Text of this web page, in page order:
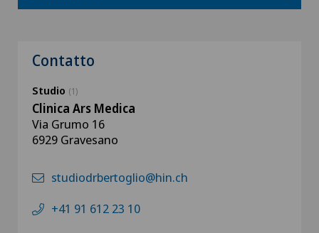
Contatto
Studio (1)
Clinica Ars Medica
Via Grumo 16
6929 Gravesano
studiodrbertoglio@hin.ch
+41 91 612 23 10